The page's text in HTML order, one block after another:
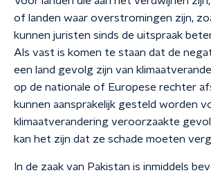
of landen waar overstromingen zijn,
kunnen juristen sinds de uitspraak
Als vast is komen te staan dat de
een land gevolg zijn van
op de nationale of Europese rechter
kunnen aansprakelijk gesteld worden
klimaatverandering veroorzaakte
kan het zijn dat ze schade moeten
In de zaak van Pakistan is inmiddels